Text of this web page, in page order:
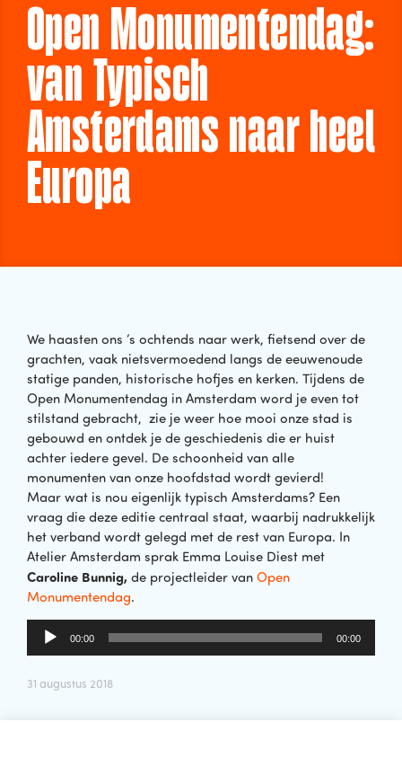
Open Monumentendag:
van Typisch
Amsterdams naar heel
Europa
We haasten ons ‘s ochtends naar werk, fietsend over de
grachten, vaak nietsvermoedend langs de eeuwenoude
statige panden, historische hofjes en kerken. Tijdens de
Open Monumentendag in Amsterdam word je even tot
stilstand gebracht, zie je weer hoe mooi onze stad is
gebouwd en ontdek je de geschiedenis die er huist
achter iedere gevel. De schoonheid van alle
monumenten van onze hoofdstad wordt gevierd!
Maar wat is nou eigenlijk typisch Amsterdams? Een
vraag die deze editie centraal staat, waarbij nadrukkelijk
het verband wordt gelegd met de rest van Europa. In
Atelier Amsterdam sprak Emma Louise Diest met
Caroline Bunnig, de projectleider van Open
Monumentendag.
Audiospeler
00:00 00:00
31 augustus 2018